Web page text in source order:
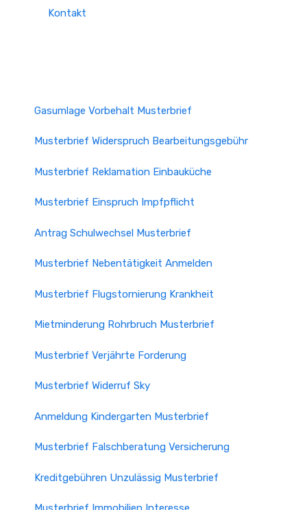
Kontakt
Gasumlage Vorbehalt Musterbrief
Musterbrief Widerspruch Bearbeitungsgebühr
Musterbrief Reklamation Einbauküche
Musterbrief Einspruch Impfpflicht
Antrag Schulwechsel Musterbrief
Musterbrief Nebentätigkeit Anmelden
Musterbrief Flugstornierung Krankheit
Mietminderung Rohrbruch Musterbrief
Musterbrief Verjährte Forderung
Musterbrief Widerruf Sky
Anmeldung Kindergarten Musterbrief
Musterbrief Falschberatung Versicherung
Kreditgebühren Unzulässig Musterbrief